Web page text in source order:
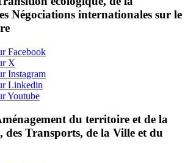
Négociations internationales sur le
Facebook
X
Instagram
Linkedin
Youtube
du territoire et de la
des Transports, de la Ville et du